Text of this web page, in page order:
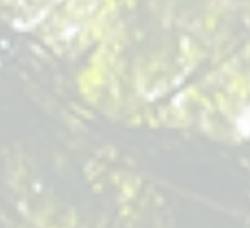
sichergestellt ist.
Zusammenarbeit und
beteiligten Akteuren
Betrachtung der
ermöglicht. Während der
zwischen den